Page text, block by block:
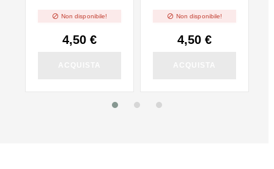
 Non disponibile!
4,50 €
 Non disponibile!
4,50 €